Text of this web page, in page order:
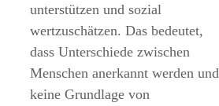
unterstützen und sozial
wertzuschätzen. Das bedeutet,
dass Unterschiede zwischen
Menschen anerkannt werden und
keine Grundlage von